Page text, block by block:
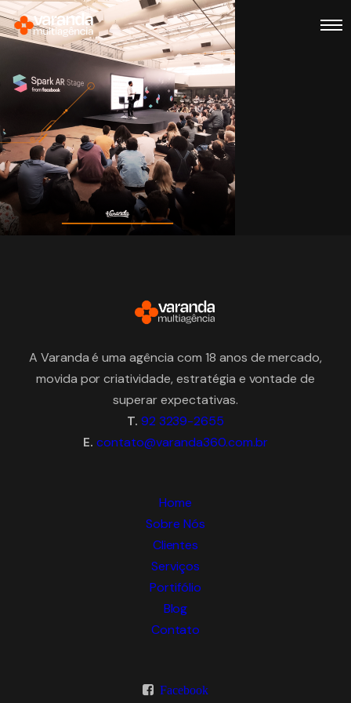
A Varanda é uma agência com 18 anos de mercado,
movida por criatividade, estratégia e vontade de
superar expectativas.
T. 92 3239-2655
E. contato@varanda360.com.br
Home
Sobre Nós
Clientes
Serviços
Portifólio
Blog
Contato
Facebook